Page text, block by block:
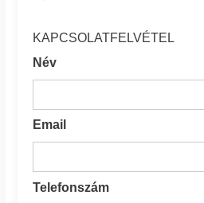
KAPCSOLATFELVÉTEL
Név
Email
Telefonszám